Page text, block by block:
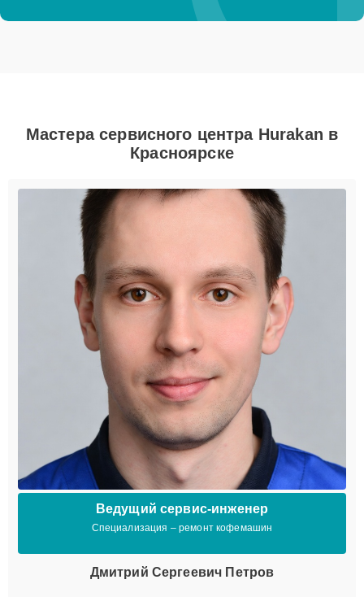
Мастера сервисного центра Hurakan в
Красноярске
Ведущий сервис-инженер
Специализация – ремонт кофемашин
Дмитрий Сергеевич Петров